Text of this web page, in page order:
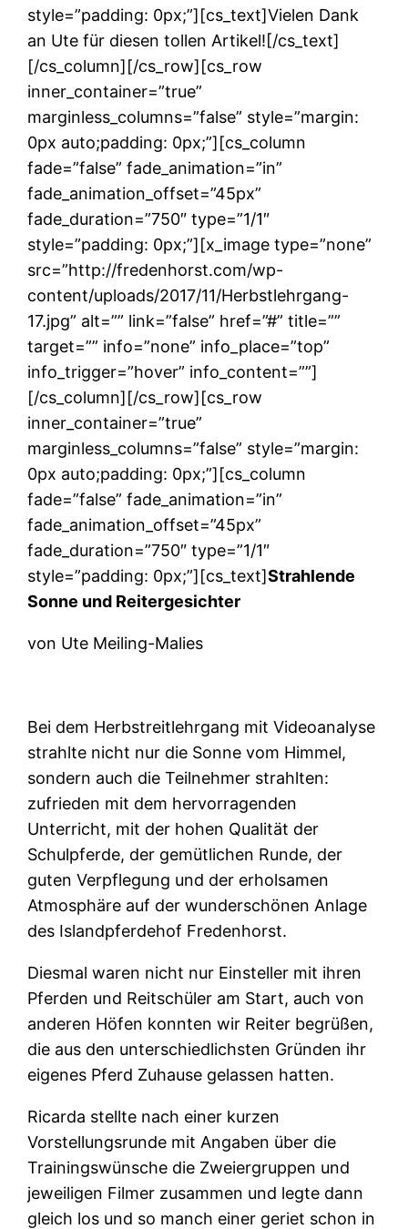
style=”padding: 0px;”][cs_text]Vielen Dank
an Ute für diesen tollen Artikel![/cs_text]
[/cs_column][/cs_row][cs_row
inner_container=”true”
marginless_columns=”false” style=”margin:
0px auto;padding: 0px;”][cs_column
fade=”false” fade_animation=”in”
fade_animation_offset=”45px”
fade_duration=”750″ type=”1/1″
style=”padding: 0px;”][x_image type=”none”
src=”http://fredenhorst.com/wp-
content/uploads/2017/11/Herbstlehrgang-
17.jpg” alt=”” link=”false” href=”#” title=””
target=”” info=”none” info_place=”top”
info_trigger=”hover” info_content=””]
[/cs_column][/cs_row][cs_row
inner_container=”true”
marginless_columns=”false” style=”margin:
0px auto;padding: 0px;”][cs_column
fade=”false” fade_animation=”in”
fade_animation_offset=”45px”
fade_duration=”750″ type=”1/1″
style=”padding: 0px;”][cs_text]Strahlende
Sonne und Reitergesichter
von Ute Meiling-Malies
Bei dem Herbstreitlehrgang mit Videoanalyse
strahlte nicht nur die Sonne vom Himmel,
sondern auch die Teilnehmer strahlten:
zufrieden mit dem hervorragenden
Unterricht, mit der hohen Qualität der
Schulpferde, der gemütlichen Runde, der
guten Verpflegung und der erholsamen
Atmosphäre auf der wunderschönen Anlage
des Islandpferdehof Fredenhorst.
Diesmal waren nicht nur Einsteller mit ihren
Pferden und Reitschüler am Start, auch von
anderen Höfen konnten wir Reiter begrüßen,
die aus den unterschiedlichsten Gründen ihr
eigenes Pferd Zuhause gelassen hatten.
Ricarda stellte nach einer kurzen
Vorstellungsrunde mit Angaben über die
Trainingswünsche die Zweiergruppen und
jeweiligen Filmer zusammen und legte dann
gleich los und so manch einer geriet schon in